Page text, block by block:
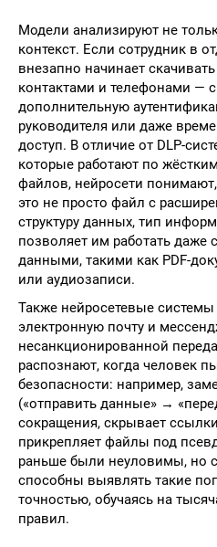
Модели анализируют не
контекст. Если сотрудник в
внезапно начинает
контактами и телефонами —
дополнительную
руководителя или даже
доступ. В отличие от DLP-
которые работают по
файлов, нейросети
это не просто файл с
структуру данных, тип
позволяет им работать даже
данными, такими как PDF-
или аудиозаписи.
Также нейросетевые системы
электронную почту и
несанкционированной
распознают, когда человек
безопасности: например,
(«отправить данные» →
сокращения, скрывает
прикрепляет файлы под
раньше были неуловимы, но
способны выявлять такие
точностью, обучаясь на
правил.